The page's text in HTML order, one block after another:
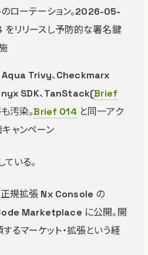
のローテーション。2026-05-
リリースし予防的な署名鍵
Aqua Trivy、Checkmarx
SDK、TanStack(Brief
汚染。Brief 014と同一アク
ャンペーン
いる。
規拡張 Nx Console の
Marketplace に公開。開
るマーケット・拡張という経